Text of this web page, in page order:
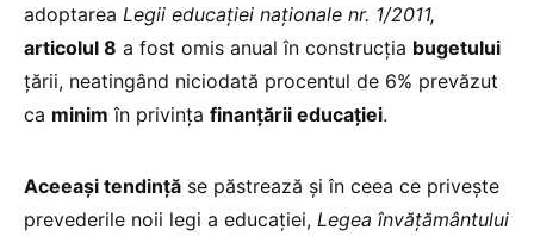
adoptarea Legii educației naționale nr. 1/2011,
articolul 8 a fost omis anual în construcția bugetului
țării, neatingând niciodată procentul de 6% prevăzut
ca minim în privința finanțării educației.
Aceeași tendință se păstrează și în ceea ce privește
prevederile noii legi a educației, Legea învățământului